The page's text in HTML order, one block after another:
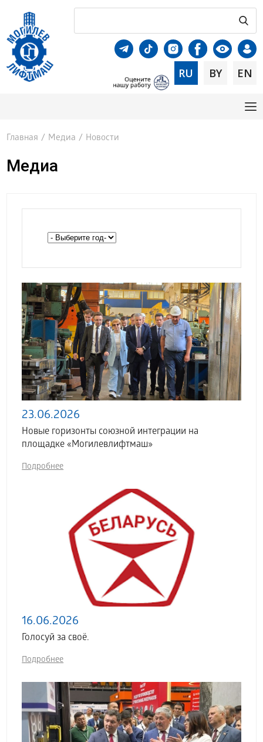
RU BY EN
Главная / Медиа / Новости
Медиа
23.06.2026
Новые горизонты союзной интеграции на
площадке «Могилевлифтмаш»
Подробнее
16.06.2026
Голосуй за своё.
Подробнее